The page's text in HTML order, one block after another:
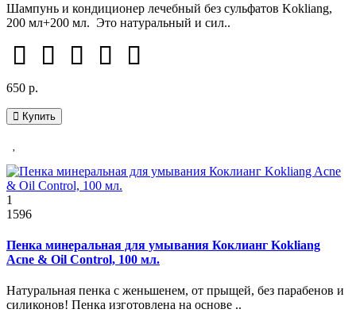
Шампунь и кондиционер лечебный без сульфатов Kokliang,
200 мл+200 мл. Это натуральный и сил..
650 р.
Купить
1
1596
Пенка минеральная для умывания Коклианг Kokliang
Acne & Oil Control, 100 мл.
Натуральная пенка с женьшенем, от прыщей, без парабенов и
силиконов! Пенка изготовлена на основе ..